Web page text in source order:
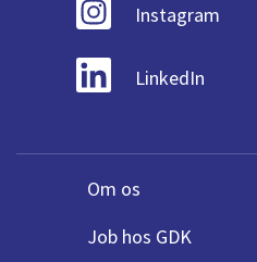
Instagram
LinkedIn
Om os
Job hos GDK